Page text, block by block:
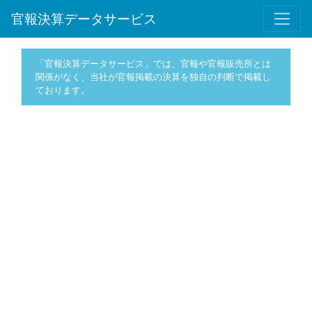
官報決算データサービス
「官報決算データサービス」では、官報や官報販売所とは
関係がなく、当社が官報掲載の決算を独自の判断で掲載し
ております。